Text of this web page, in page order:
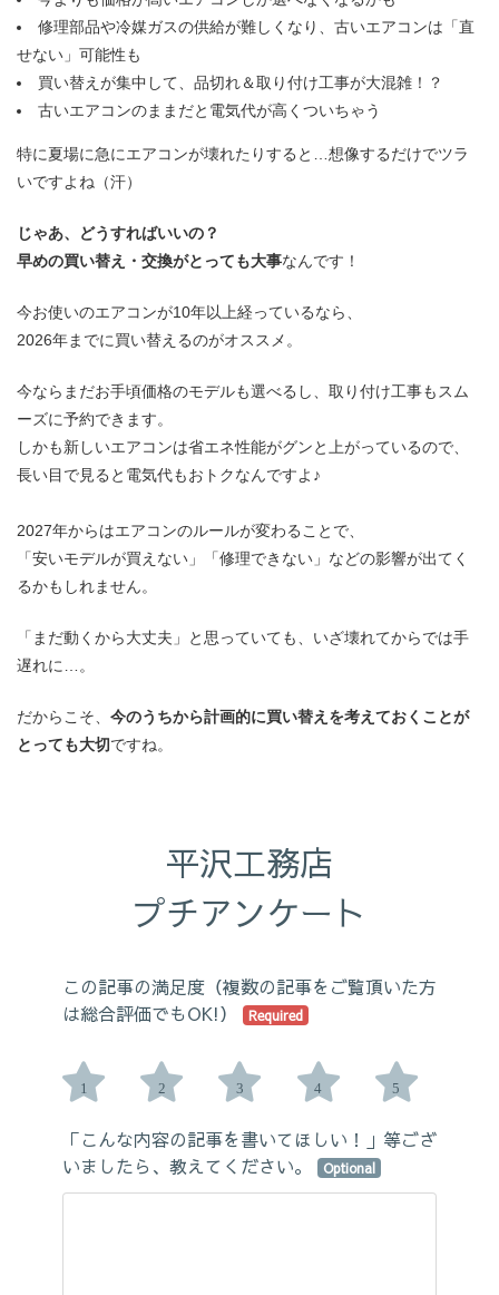
修理部品や冷媒ガスの供給が難しくなり、古いエアコンは「直
せない」可能性も
買い替えが集中して、品切れ＆取り付け工事が大混雑！？
古いエアコンのままだと電気代が高くついちゃう
特に夏場に急にエアコンが壊れたりすると…想像するだけでツラ
いですよね（汗）
じゃあ、どうすればいいの？
早めの買い替え・交換がとっても大事なんです！
今お使いのエアコンが10年以上経っているなら、
2026年までに買い替えるのがオススメ。
今ならまだお手頃価格のモデルも選べるし、取り付け工事もスム
ーズに予約できます。
しかも新しいエアコンは省エネ性能がグンと上がっているので、
長い目で見ると電気代もおトクなんですよ♪
2027年からはエアコンのルールが変わることで、
「安いモデルが買えない」「修理できない」などの影響が出てく
るかもしれません。
「まだ動くから大丈夫」と思っていても、いざ壊れてからでは手
遅れに…。
だからこそ、 今のうちから計画的に買い替えを考えておくことが
とっても大切ですね。